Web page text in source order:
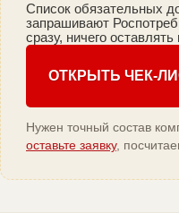
Список обязательных
запрашивают
сразу, ничего
ОТКРЫТЬ ЧЕК-
Нужен точный состав
оставьте заявку,